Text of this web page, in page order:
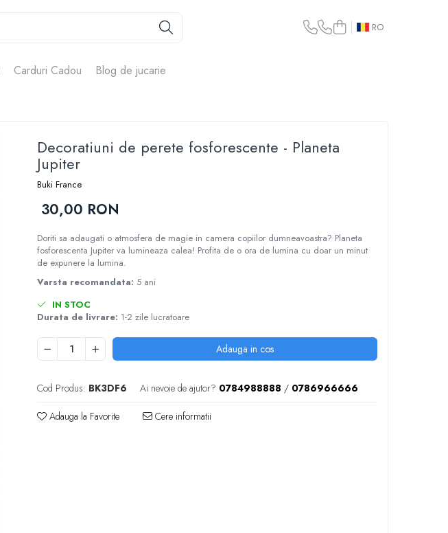
RO
Carduri Cadou Blog de jucarie
Decoratiuni de perete fosforescente - Planeta
Jupiter
Buki France
30,00 RON
Doriti sa adaugati o atmosfera de magie in camera copiilor dumneavoastra? Planeta
fosforescenta Jupiter va lumineaza calea! Profita de o ora de lumina cu doar un minut
de expunere la lumina.
Varsta recomandata: 5 ani
IN STOC
Durata de livrare: 1-2 zile lucratoare
Adauga in cos
Cod Produs: BK3DF6 Ai nevoie de ajutor? 0784988888 / 0786966666
Adauga la Favorite Cere informatii